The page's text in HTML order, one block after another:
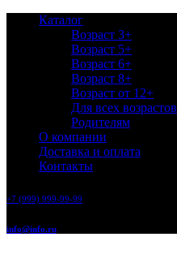
Каталог
Возраст 3+
Возраст 5+
Возраст 6+
Возраст 8+
Возраст от 12+
Для всех возрастов
Родителям
О компании
Доставка и оплата
Контакты
+7 (999) 999-99-99
info@info.ru